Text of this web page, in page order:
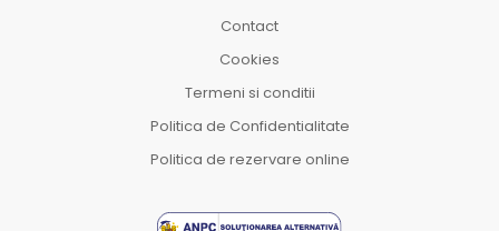
Contact
Cookies
Termeni si conditii
Politica de Confidentialitate
Politica de rezervare online